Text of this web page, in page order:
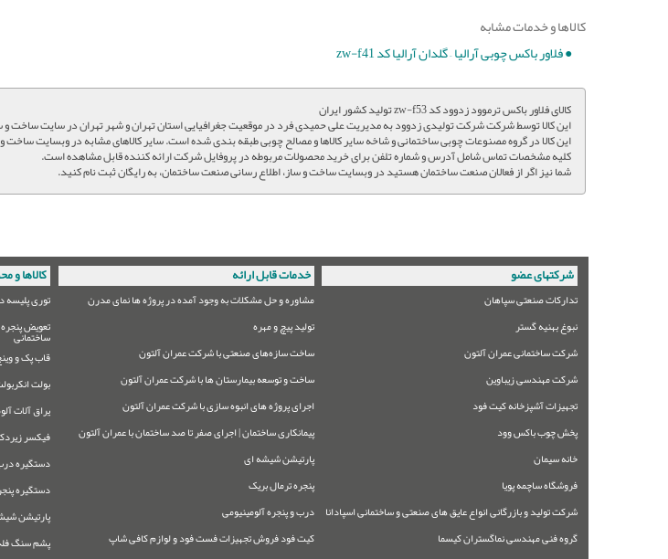
کالاها و خدمات مشابه
● فلاور باکس چوبی آرالیا – گلدان آرالیا کد zw-f41
کالای فلاور باکس ترموود زدوود کد zw-f53 تولید کشور ایران
این کالا توسط شرکت شرکت تولیدی زدوود به مدیریت علی حمیدی فرد در موقعیت جغرافیایی استان تهران و شهر تهران در سایت ساخت
این کالا در گروه مصنوعات چوبی ساختمانی و شاخه سایر کالاها و مصالح چوبی طبقه بندی شده است. سایر کالاهای مشابه در وبسایت ساخت
کلیه مشخصات تماس شامل آدرس و شماره تلفن برای خرید محصولات مربوطه در پروفایل شرکت ارائه کننده قابل مشاهده است.
شما نیز اگر از فعالان صنعت ساختمان هستید در وبسایت ساخت و ساز، اطلاع رسانی صنعت ساختمان، به رایگان ثبت نام کنید.
شرکتهای عضو
تدارکات صنعتی سپاهان
نبوغ بهنیه گستر
شرکت ساختمانی عمران آلتون
شرکت مهندسی زیباوین
تجهیزات آشپزخانه کیت فود
پخش چوب باکس وود
خانه سیمان
فروشگاه ساچمه پویا
شرکت تولید و بازرگانی انواع عایق های صنعتی و ساختمانی اسپادانا
گروه فنی مهندسی نماگستران کیسما
خدمات قابل ارائه
مشاوره و حل مشکلات به وجود آمده در پروژه ها نمای مدرن
تولید پیچ و مهره
ساخت سازه‌های صنعتی با شرکت عمران آلتون
ساخت و توسعه بیمارستان ها با شرکت عمران آلتون
اجرای پروژه های انبوه سازی با شرکت عمران آلتون
پیمانکاری ساختمان | اجرای صفر تا صد ساختمان با عمران آلتون
پارتیشن شیشه ای
پنجره ترمال بریک
درب و پنجره آلومینیومی
کیت فود فروش تجهیزات فست فود و لوازم کافی شاپ
کالاها و
توری پلیسه
تعویض
ساختمانی
قاب پک و
بولت
یراق آلات
فیکسر زیردکمه
دستگیره
دستگیره
پارتیشن
پشم سنگ